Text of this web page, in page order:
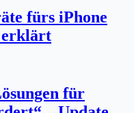
fürs iPhone
erklärt
für